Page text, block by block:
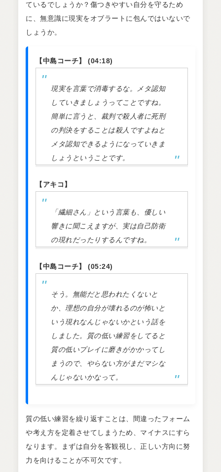
ているでしょうか？傷つきやすい自分を守るため
に、無意識に現実をオブラートに包んではいないで
しょうか。
【中島コーチ】 (04:18)
現実を言葉で消毒するな。メタ認知
していきましょうってことですね。
簡単に言うと、裁判で殺人者に死刑
の判決をすることは殺人ですよねと
メタ認知できるようになっていきま
しょうということです。
【アキコ】
「繊細さん」という言葉も、優しい
響きに聞こえますが、実は自己防衛
の現れだったりするんですね。
【中島コーチ】 (05:24)
そう。無能だと思われたくないと
か、理想の自分が壊れるのが怖いと
いう現れなんじゃないかという話を
しました。質の低い練習をしてると
質の低いプレイに磨きがかかってし
まうので、やらない方がまだマシな
んじゃないかなって。
質の低い練習を繰り返すことは、間違ったフォーム
や考え方を定着させてしまうため、マイナスにすら
なります。まずは自分を客観視し、正しい方向に努
力を向けることが不可欠です。